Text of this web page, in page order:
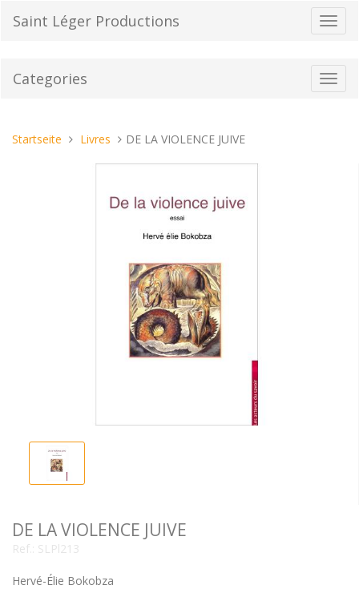
zumSaint Léger Productions
Categories
Sie
Startseite Livres DE LA VIOLENCE JUIVE
DE LA VIOLENCE JUIVE
Ref.: SLPl213
Hervé-Élie Bokobza